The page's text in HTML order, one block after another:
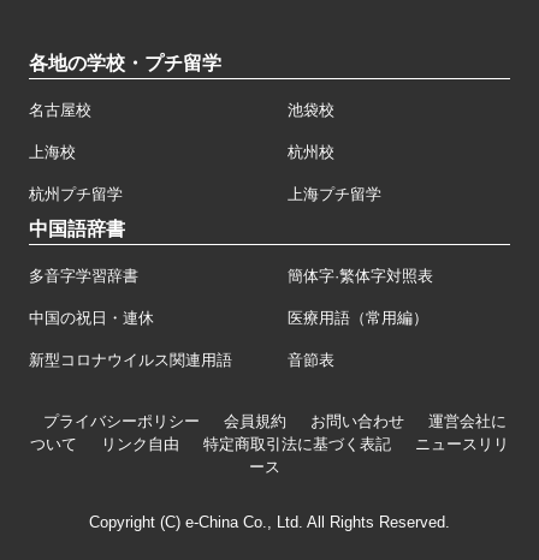
各地の学校・プチ留学
名古屋校 池袋校
上海校 杭州校
杭州プチ留学 上海プチ留学
中国語辞書
多音字学習辞書 簡体字·繁体字対照表
中国の祝日・連休 医療用語（常用編）
新型コロナウイルス関連用語 音節表
プライバシーポリシー 会員規約 お問い合わせ
運営会社に
ついて
リンク自由 特定商取引法に基づく表記
ニュースリリ
ース
Copyright (C) e-China Co., Ltd. All Rights Reserved.